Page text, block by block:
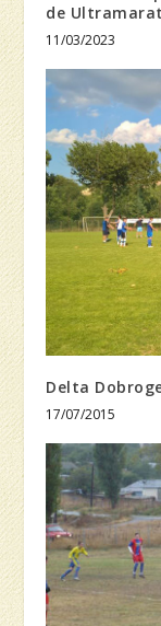
de
11/03/2023
Delta
17/07/2015